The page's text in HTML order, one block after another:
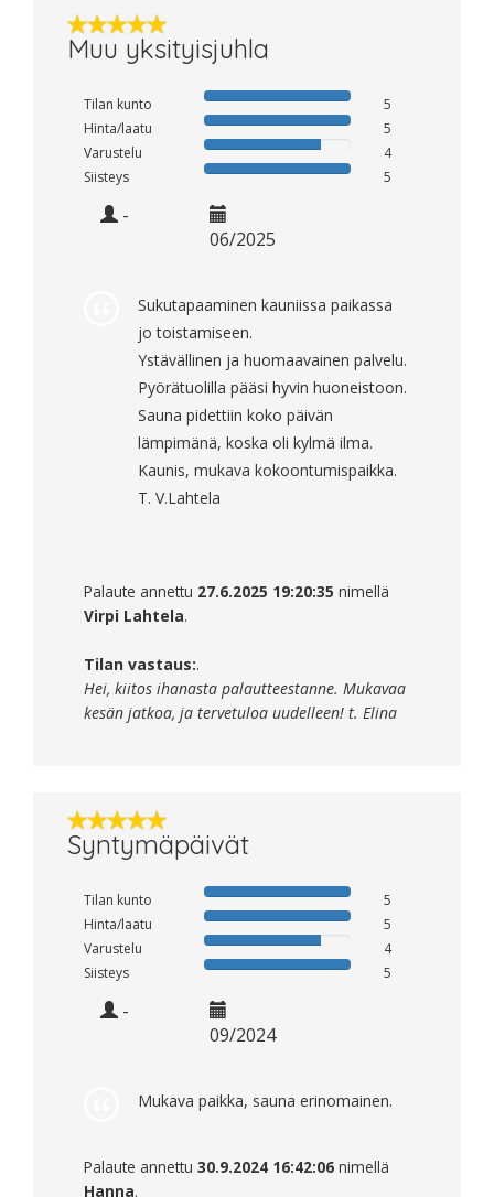
Muu yksityisjuhla
Tilan kunto
5
Hinta/laatu
5
Varustelu
4
Siisteys
5
-
06/2025
Sukutapaaminen kauniissa paikassa
jo toistamiseen.
Ystävällinen ja huomaavainen palvelu.
Pyörätuolilla pääsi hyvin huoneistoon.
Sauna pidettiin koko päivän
lämpimänä, koska oli kylmä ilma.
Kaunis, mukava kokoontumispaikka.
T. V.Lahtela
Palaute annettu 27.6.2025 19:20:35 nimellä
Virpi Lahtela.
Tilan vastaus:.
Hei, kiitos ihanasta palautteestanne. Mukavaa
kesän jatkoa, ja tervetuloa uudelleen! t. Elina
Syntymäpäivät
Tilan kunto
5
Hinta/laatu
5
Varustelu
4
Siisteys
5
-
09/2024
Mukava paikka, sauna erinomainen.
Palaute annettu 30.9.2024 16:42:06 nimellä
Hanna.